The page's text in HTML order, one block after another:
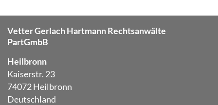
Vetter Gerlach Hartmann Rechtsanwälte
PartGmbB
Heilbronn
Kaiserstr. 23
74072 Heilbronn
Deutschland